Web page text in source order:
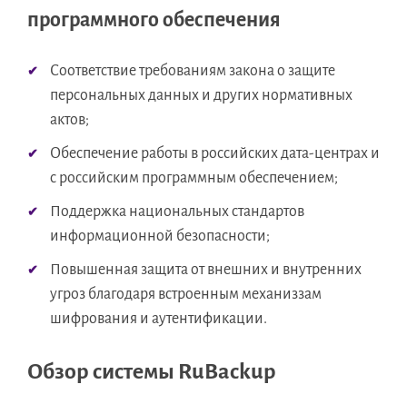
программного обеспечения
Соответствие требованиям закона о защите
персональных данных и других нормативных
актов;
Обеспечение работы в российских дата-центрах и
с российским программным обеспечением;
Поддержка национальных стандартов
информационной безопасности;
Повышенная защита от внешних и внутренних
угроз благодаря встроенным механиззам
шифрования и аутентификации.
Обзор системы RuBackup